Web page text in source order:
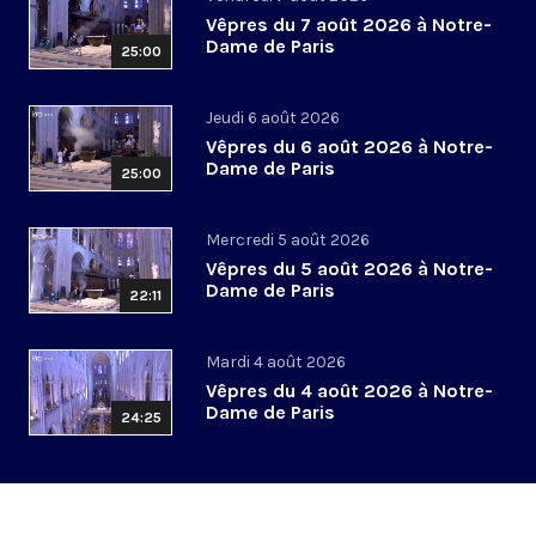
25:00
Vêpres du 7 août 2026 à Notre-
Dame de Paris
25:00
Jeudi 6 août 2026
Vêpres du 6 août 2026 à Notre-
Dame de Paris
22:11
Mercredi 5 août 2026
Vêpres du 5 août 2026 à Notre-
Dame de Paris
24:25
Mardi 4 août 2026
Vêpres du 4 août 2026 à Notre-
Dame de Paris